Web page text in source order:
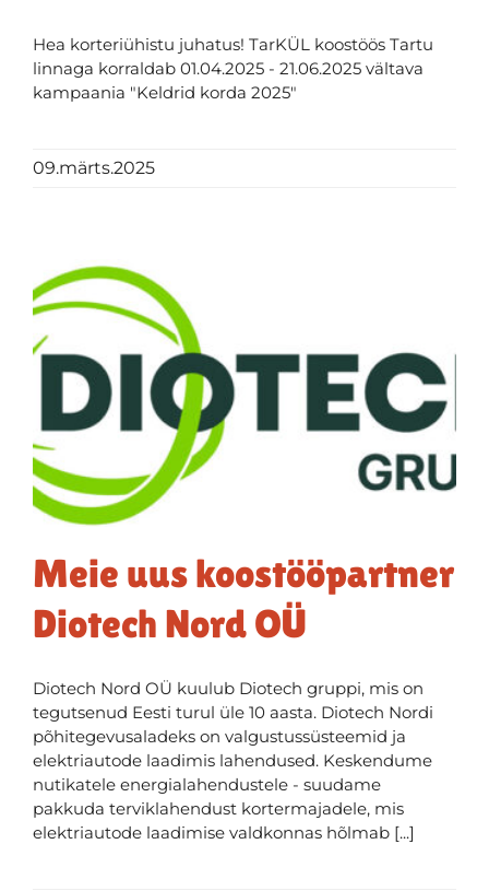
Hea korteriühistu juhatus! TarKÜL koostöös Tartu
linnaga korraldab 01.04.2025 - 21.06.2025 vältava
kampaania "Keldrid korda 2025"
09.märts.2025
Meie uus koostööpartner
Diotech Nord OÜ
Diotech Nord OÜ kuulub Diotech gruppi, mis on
tegutsenud Eesti turul üle 10 aasta. Diotech Nordi
põhitegevusaladeks on valgustussüsteemid ja
elektriautode laadimis lahendused. Keskendume
nutikatele energialahendustele - suudame
pakkuda terviklahendust kortermajadele, mis
elektriautode laadimise valdkonnas hõlmab [...]